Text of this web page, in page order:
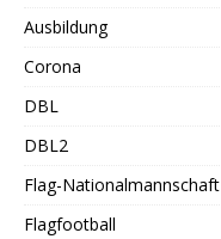
Ausbildung
Corona
DBL
DBL2
Flag-Nationalmannschaft
Flagfootball